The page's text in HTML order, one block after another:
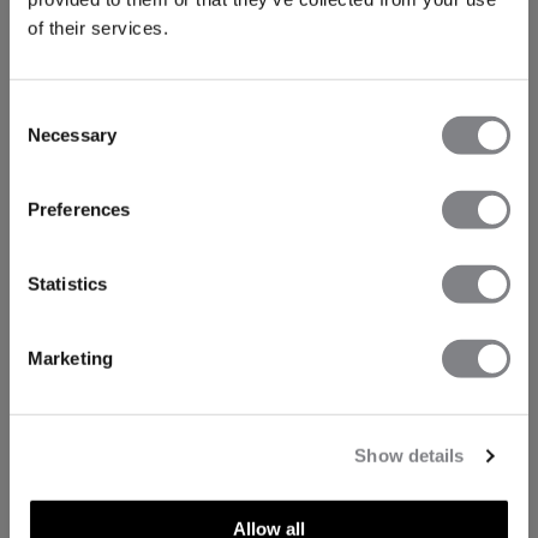
of their services.
Selection
Necessary
Preferences
Statistics
Marketing
Show details
Allow all